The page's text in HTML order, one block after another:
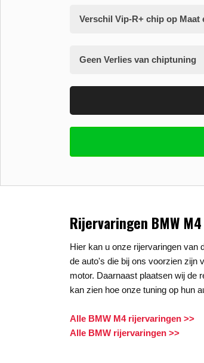
Verschil Vip-R+ chip op Maat
Geen Verlies van chiptuning
E-mail*
Rijervaringen BMW M4
Hier kan u onze rijervaringen van
de auto's die bij ons voorzien zijn
motor. Daarnaast plaatsen wij de
kan zien hoe onze tuning op hun
Alle BMW M4 rijervaringen >>
Alle BMW rijervaringen >>